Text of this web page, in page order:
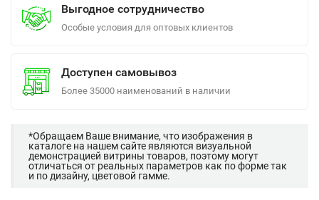
Выгодное сотрудничество
Особые условия для оптовых клиентов
Доступен самовывоз
Более 35000 наименований в наличии
*Обращаем Ваше внимание, что изображения в
каталоге на нашем сайте являются визуальной
демонстрацией витрины товаров, поэтому могут
отличаться от реальных параметров как по форме так
и по дизайну, цветовой гамме.